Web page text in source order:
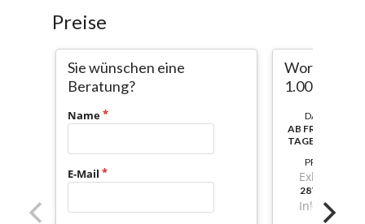
Preise
Sie wünschen eine
Beratung?
Name
E-Mail
Workbench
1.000.000
DAUER:
AB
TAGE NUTZBAR
PREIS
Exkl. Mwst.
Inkl. Mwst.